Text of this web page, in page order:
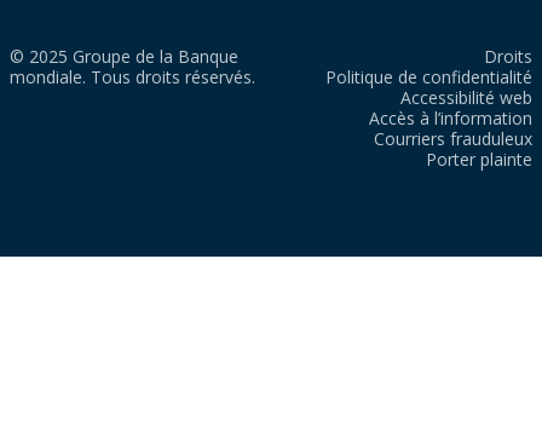
© 2025 Groupe de la Banque
mondiale. Tous droits réservés.
Droits
Politique de confidentialité
Accessibilité web
Accès à l’information
Courriers frauduleux
Porter plainte